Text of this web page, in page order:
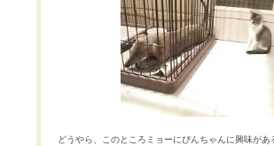
どうやら、このところミョーにぴんちゃんに興味があ